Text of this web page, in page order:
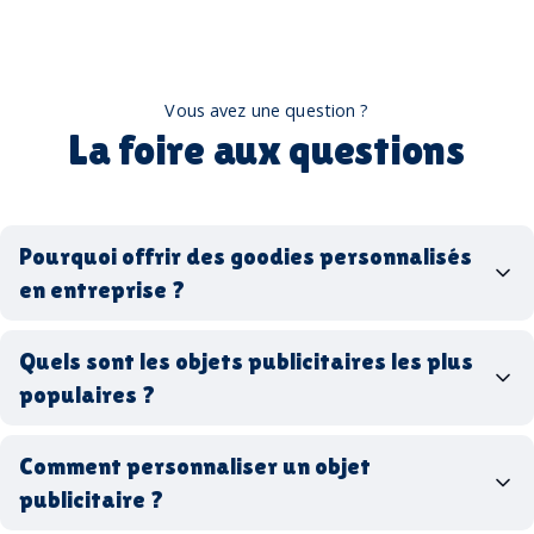
Vous avez une question ?
La foire aux questions
Pourquoi offrir des goodies personnalisés
en entreprise ?
Quels sont les objets publicitaires les plus
populaires ?
stylos personnalisés
tote bags publicitaires
gourdes réutilisables
Comment personnaliser un objet
publicitaire ?